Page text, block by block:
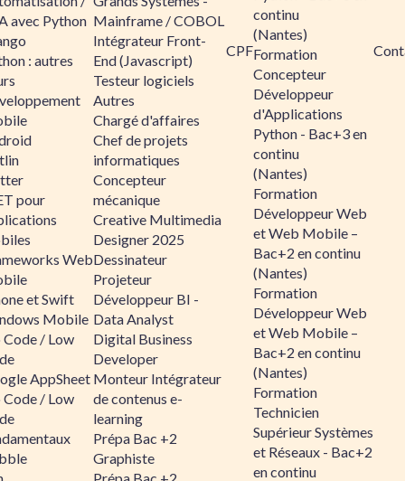
avec Python
: autres
pour
Web
et Swift
Mobile
/ Low
AppSheet
/ Low
Mainframe / COBOL
Intégrateur Front-
End (Javascript)
Testeur logiciels
Autres
Chargé d'affaires
Chef de projets
informatiques
Concepteur
mécanique
Creative Multimedia
Designer 2025
Dessinateur
Projeteur
Développeur BI -
Data Analyst
Digital Business
Developer
Monteur Intégrateur
de contenus e-
learning
Prépa Bac +2
Graphiste
CPF
continu
(Nantes)
Formation
Concepteur
Développeur
d'Applications
Python - Bac+3 en
continu
(Nantes)
Formation
Développeur Web
et Web Mobile –
Bac+2 en continu
(Nantes)
Formation
Développeur Web
et Web Mobile –
Bac+2 en continu
(Nantes)
Formation
Technicien
Supérieur Systèmes
et Réseaux - Bac+2
en continu